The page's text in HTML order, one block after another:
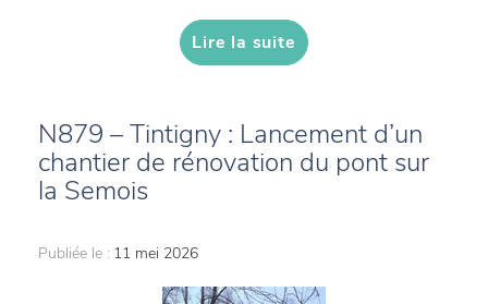
Lire la suite
N879 – Tintigny : Lancement d’un
chantier de rénovation du pont sur
la Semois
Publiée le : 11 mei 2026